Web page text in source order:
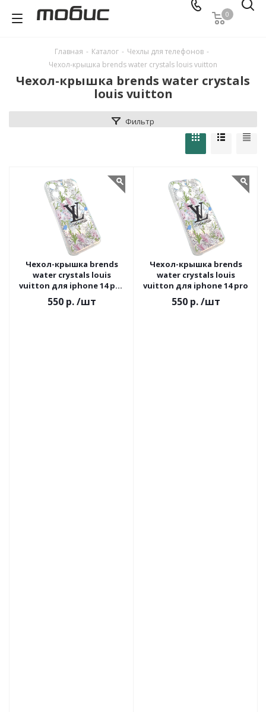
0
Главная - Каталог - Чехлы для телефонов -
Чехол-крышка brends water crystals louis vuitton
Чехол-крышка brends water crystals
louis vuitton
Фильтр
Чехол-крышка brends
water crystals louis
vuitton для iphone 14 pro
max
550 р. /шт
Чехол-крышка brends
water crystals louis
vuitton для iphone 14 pro
550 р. /шт